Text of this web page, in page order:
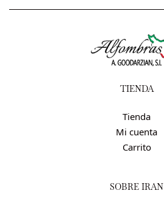
TIENDA
Tienda
Mi cuenta
Carrito
SOBRE IRÁN